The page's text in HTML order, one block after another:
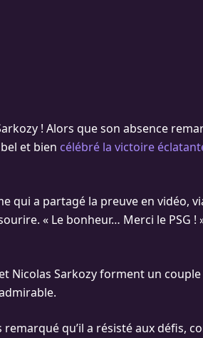
! Alors que son absence
et bien célébré la victoire
qui a partagé la preuve en vidéo,
« Le bonheur… Merci le PSG !
Nicolas Sarkozy forment un
remarqué qu’il a résisté aux défis,